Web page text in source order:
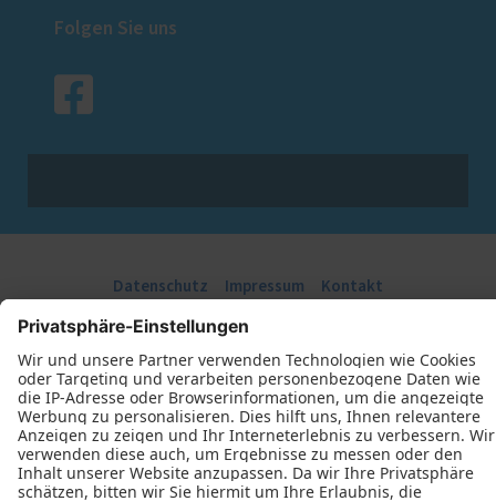
Folgen Sie uns
Datenschutz Impressum
Kontakt
Tischlerei Thieß GmbH © 2026